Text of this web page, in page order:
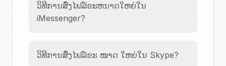
ວິທີການສົ່ງໄຟລ໌ຂະຫນາດໃຫຍ່ໃນ
iMessenger?
ວິທີການສົ່ງໄຟລ໌ຂະ ໜາດ ໃຫຍ່ໃນ Skype?